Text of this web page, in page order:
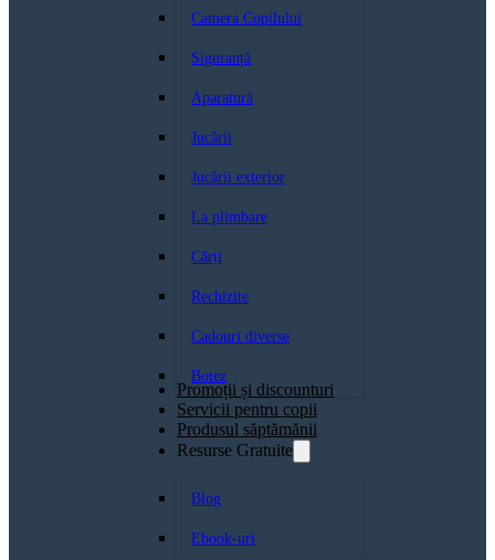
Camera Copilului
Siguranță
Aparatură
Jucării
Jucării exterior
La plimbare
Cărți
Rechizite
Cadouri diverse
Botez
Promoții și discounturi
Servicii pentru copii
Produsul săptămănii
Resurse Gratuite
Blog
Ebook-uri